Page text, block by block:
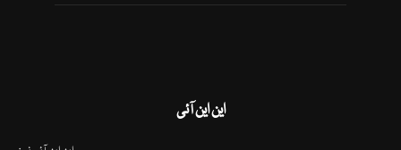
این این آئی